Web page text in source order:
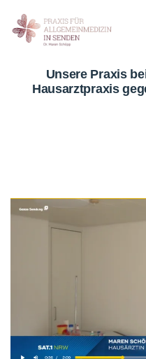
Unsere Praxis
Hausarztpraxis